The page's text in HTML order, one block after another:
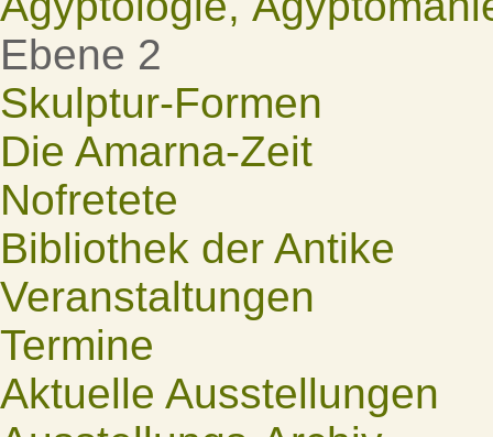
Ebene 2
Skulptur-Formen
Die Amarna-Zeit
Nofretete
Bibliothek der Antike
Veranstaltungen
Termine
Aktuelle Ausstellungen